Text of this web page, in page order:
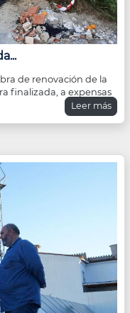
de renovación de la
finalizada, a expensas
Leer más